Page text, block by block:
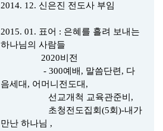
2014. 12. 신은진 전도사 부임
2015. 01. 표어 : 은혜를 흘려 보내는
하나님의 사람들
2020비전
- 300예배, 말씀단련, 다
음세대, 어머니전도대,
선교개척 교육관준비,
초청전도집회(5회)-내가
만난 하나님 ,